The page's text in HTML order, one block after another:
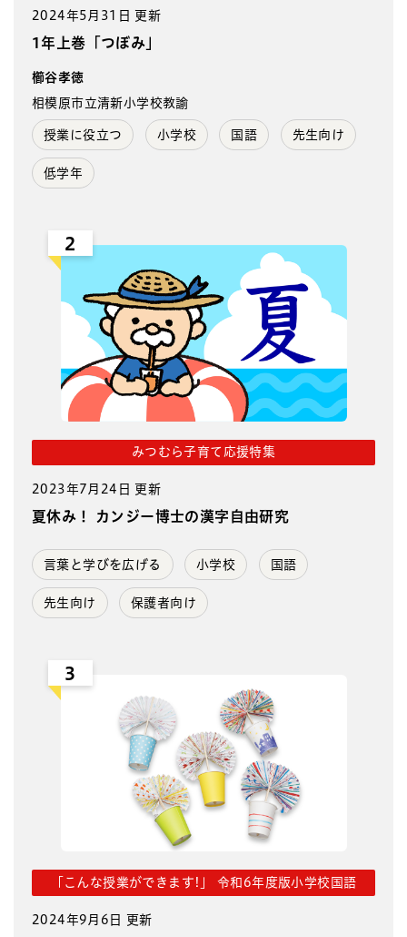
2024年5月31日 更新
1年上巻「つぼみ」
櫛谷孝徳
相模原市立清新小学校教諭
授業に役立つ 小学校 国語 先生向け
低学年
2
みつむら子育て応援特集
2023年7月24日 更新
夏休み！ カンジー博士の漢字自由研究
言葉と学びを広げる 小学校 国語
先生向け 保護者向け
3
「こんな授業ができます!」 令和6年度版小学校国語
2024年9月6日 更新